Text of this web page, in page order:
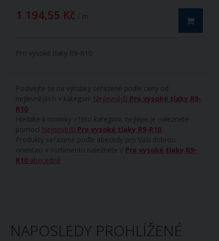
1 194,55 Kč / m
Pro vysoké tlaky R9-R10
Podívejte se na výrobky seřazené podle ceny od
nejlevnějších v kategorii Nejlevnější Pro vysoké tlaky R9-
R10
Hledáte-li novinky v této kategorii, nejlépe je naleznete
pomocí Nejnovější Pro vysoké tlaky R9-R10
Produkty seřazené podle abecedy pro Vaši dobrou
orientaci v sortimentu naleznete v Pro vysoké tlaky R9-
R10 abecedně
NAPOSLEDY PROHLÍŽENÉ